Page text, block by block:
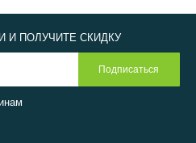
И ПОЛУЧИТЕ СКИДКУ